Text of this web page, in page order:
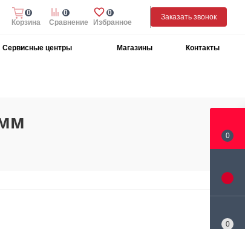
Избранное
0
Сравнение
0
Корзина
0
Заказать звонок
Сервисные центры Магазины Контакты
0
0